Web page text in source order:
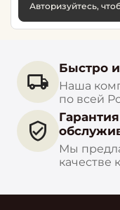
Авторизуйтесь,
Быстро
Наша
по всей
Мы
качестве